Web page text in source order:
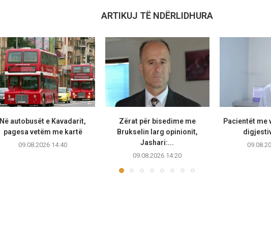
ARTIKUJ TË NDËRLIDHURA
Në autobusët e Kavadarit,
pagesa vetëm me kartë
09.08.2026 14:40
Zërat për bisedime me
Brukselin larg opinionit,
Jashari:...
09.08.2026 14:20
Pacientët me